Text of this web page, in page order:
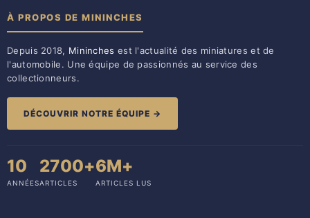
À PROPOS DE MININCHES
Depuis 2018, Mininches est l'actualité des miniatures et de
l'automobile. Une équipe de passionnés au service des
collectionneurs.
DÉCOUVRIR NOTRE ÉQUIPE →
10
ANNÉES
2700+
ARTICLES
6M+
ARTICLES LUS